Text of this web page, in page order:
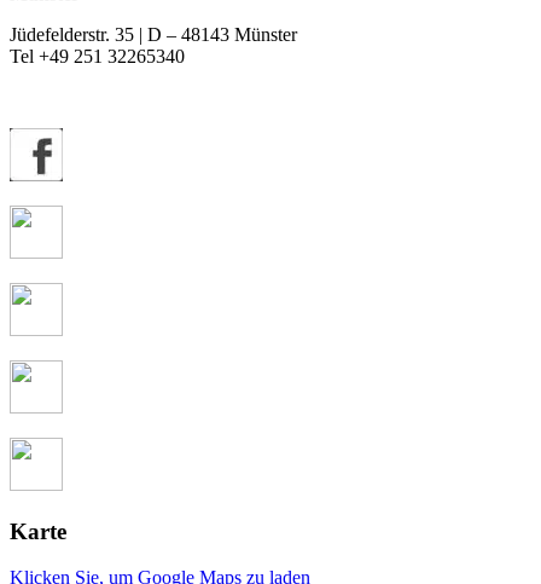
Jüdefelderstr. 35 | D – 48143 Münster
Tel +49 251 32265340
Karte
Klicken Sie, um Google Maps zu laden